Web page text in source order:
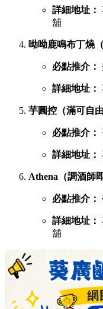
詳細地址：
舖
呦呦鹿鳴布丁燒
必點推介：
詳細地址：
芋圓控（滿可自
必點推介：
詳細地址：
Athena（調酒師
必點推介：
詳細地址：
舖